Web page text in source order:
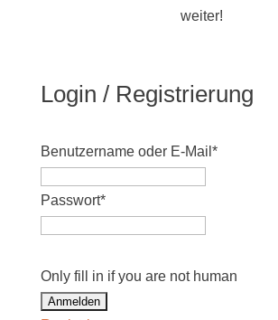
weiter!
Login / Registrierung
Benutzername oder E-Mail *
Passwort*
Only fill in if you are not human